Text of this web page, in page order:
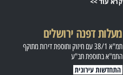
כוללות 28 דירות חדשות.
לפרויקט מוסיפים חניון רובוטי אוטומטי
חדשני לטובת מקומות חניה חדשים
לדירות החדשות.
מעלות דפנה ירושלים
תמ"א 38/1 עם חיזוק ותוספת דירות מתוקף
התמ"א בתוספת תב"ע
התחדשות עירונית